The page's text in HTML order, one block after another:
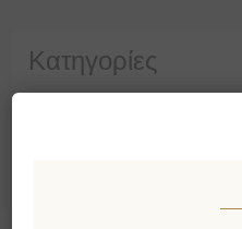
Κατηγορίες